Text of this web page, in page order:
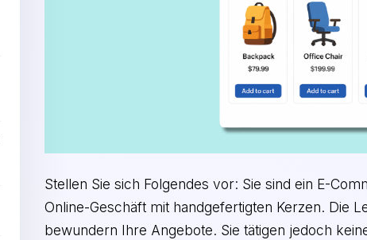
Stellen Sie sich Folgendes vor: Sie sind ein E-
Online-Geschäft mit handgefertigten Kerzen. Die
bewundern Ihre Angebote. Sie tätigen jedoch